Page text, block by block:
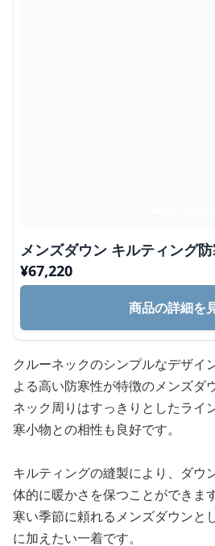
メンズダウン キルティング
¥67,220
商品の詳細を
クルーネックのシンプルなデザイ
よる高い防寒性が特徴のメンズダ
ネック周りはすっきりとしたライ
寒小物との相性も良好です。
キルティングの縫製により、ダウ
体的に暖かさを保つことができます
寒い季節に頼れるメンズダウンと
に加えたい一着です。